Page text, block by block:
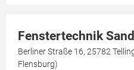
Fenstertechnik
Berliner Straße 16, 25782
Flensburg)